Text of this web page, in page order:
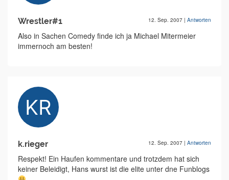
Wrestler#1 12. Sep. 2007 | Antworten
Also in Sachen Comedy finde ich ja Michael Mitermeier
immernoch am besten!
k.rieger 12. Sep. 2007 | Antworten
Respekt! Ein Haufen kommentare und trotzdem hat sich
keiner Beleidigt, Hans wurst ist die elite unter dne Funblogs